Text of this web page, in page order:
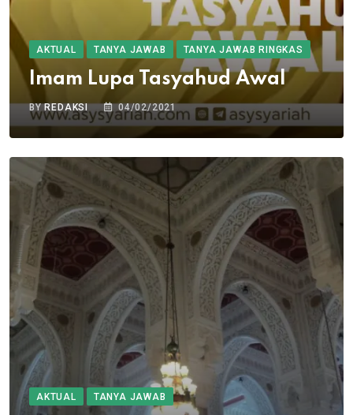
AKTUAL TANYA JAWAB TANYA JAWAB RINGKAS
Imam Lupa Tasyahud Awal
BY REDAKSI 04/02/2021
AKTUAL TANYA JAWAB